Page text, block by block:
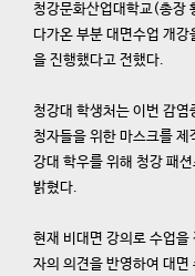
청강문화산업대학교(총장
다가온 부분 대면수업 개
을 진행했다고 전했다.
청강대 학생처는 이번 감
청자들을 위한 마스크를
강대 학우를 위해 청강 패
밝혔다.
현재 비대면 강의로 수업
자의 의견을 반영하여 대